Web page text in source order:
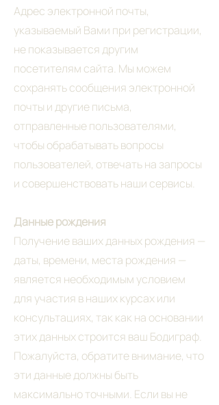
Адрес электронной почты,
указываемый Вами при регистрации,
не показывается другим
посетителям сайта. Мы можем
сохранять сообщения электронной
почты и другие письма,
отправленные пользователями,
чтобы обрабатывать вопросы
пользователей, отвечать на запросы
и совершенствовать наши сервисы.
Данные рождения
Получение ваших данных рождения —
даты, времени, места рождения —
является необходимым условием
для участия в наших курсах или
консультациях, так как на основании
этих данных строится ваш Бодиграф.
Пожалуйста, обратите внимание, что
эти данные должны быть
максимально точными. Если вы не